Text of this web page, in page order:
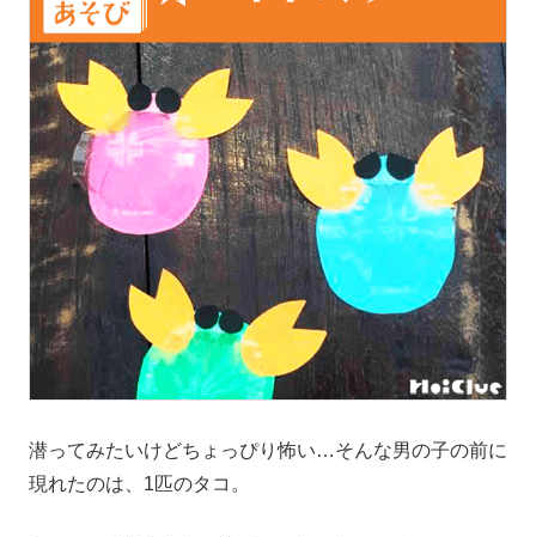
潜ってみたいけどちょっぴり怖い…そんな男の子の前に
現れたのは、1匹のタコ。